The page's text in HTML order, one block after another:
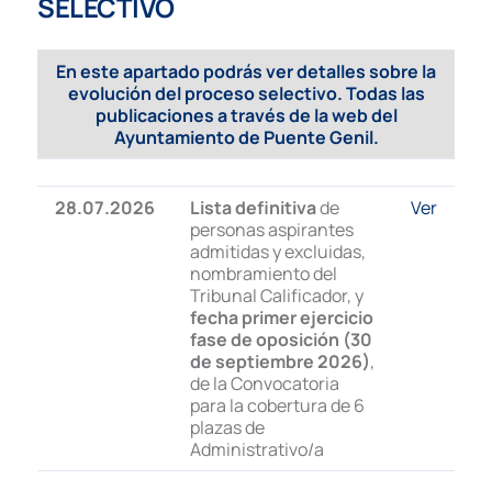
SELECTIVO
En este apartado podrás ver detalles sobre la
evolución del proceso selectivo. Todas las
publicaciones a través de la web del
Ayuntamiento de Puente Genil.
28.07.2026 Lista definitivade
personas aspirantes
admitidas y excluidas,
nombramiento del
Tribunal Calificador, y
fecha primer ejercicio
fase de oposición (30
de septiembre 2026),
de la Convocatoria
para la cobertura de 6
plazas de
Administrativo/a
Ver